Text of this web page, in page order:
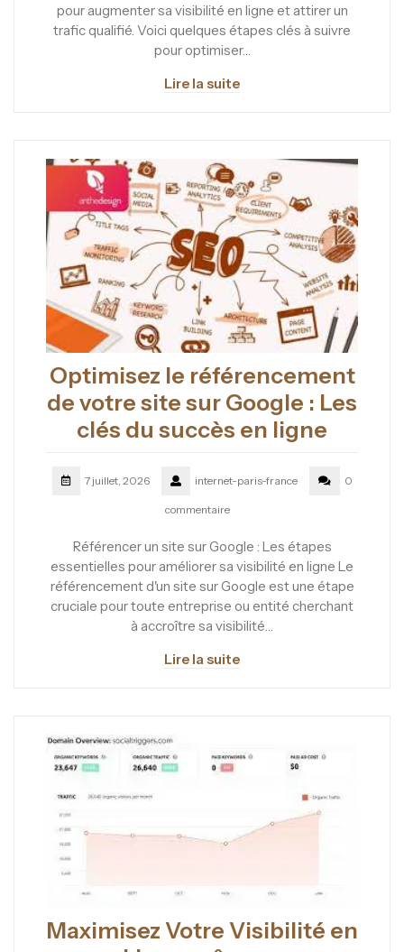
pour augmenter sa visibilité en ligne et attirer un
trafic qualifié. Voici quelques étapes clés à suivre
pour optimiser…
Lire la suite
Optimisez le référencement
de votre site sur Google : Les
clés du succès en ligne
7 juillet, 2026 internet-paris-france 0
commentaire
Référencer un site sur Google : Les étapes
essentielles pour améliorer sa visibilité en ligne Le
référencement d'un site sur Google est une étape
cruciale pour toute entreprise ou entité cherchant
à accroître sa visibilité…
Lire la suite
Maximisez Votre Visibilité en